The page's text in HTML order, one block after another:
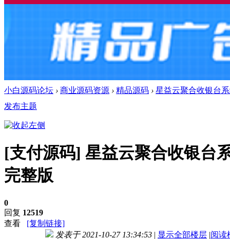
小白源码论坛 › 商业源码资源 › 精品源码 › 星益云聚合收银台
发布主题
[支付源码] 星益云聚合收银台
完整版
0
回复 12519
查看
[复制链接]
发表于 2021-10-27 13:34:53 | 显示全部楼层 |阅读